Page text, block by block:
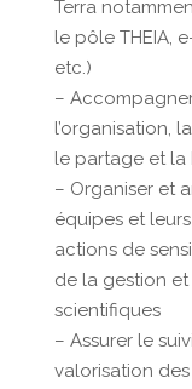
Terra
le pôle THEIA,
etc.)
–
l’organisation,
le partage et la
– Organiser et
équipes et
actions de
de la gestion
scientifiques
– Assurer le
valorisation